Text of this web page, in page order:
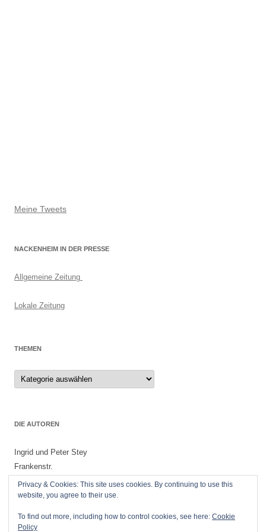
Meine Tweets
NACKENHEIM IN DER PRESSE
Allgemeine Zeitung
Lokale Zeitung
THEMEN
Themen
DIE AUTOREN
Ingrid und Peter Stey
Frankenstr.
55299 Nackenheim
Privacy & Cookies: This site uses cookies. By continuing to use this
website, you agree to their use.
To find out more, including how to control cookies, see here: Cookie
Policy